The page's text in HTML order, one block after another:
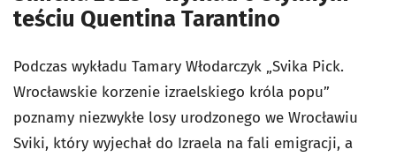
teściu Quentina Tarantino
Podczas wykładu Tamary Włodarczyk „Svika Pick.
Wrocławskie korzenie izraelskiego króla popu”
poznamy niezwykłe losy urodzonego we Wrocławiu
Sviki, który wyjechał do Izraela na fali emigracji, a